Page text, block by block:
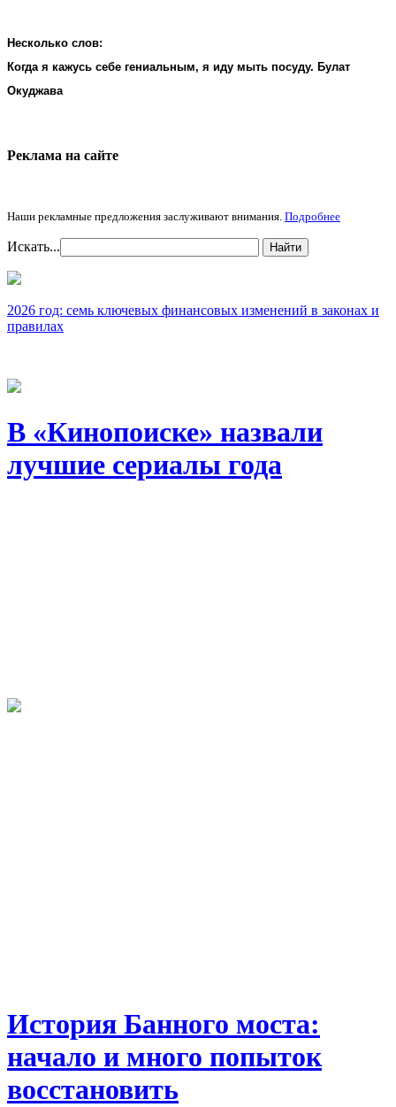
Несколько слов:
Когда я кажусь себе гениальным, я иду мыть посуду. Булат
Окуджава
Реклама на cайте
Наши рекламные предложения заслуживают внимания. Подробнее
Искать... Найти
2026 год: семь ключевых финансовых изменений в законах и
правилах
В «Кинопоиске» назвали
лучшие сериалы года
История Банного моста:
начало и много попыток
восстановить